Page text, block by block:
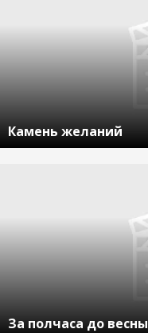
Камень желаний
За полчаса до весны